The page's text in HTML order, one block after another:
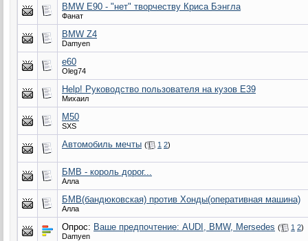
BMW E90 - "нет" творчеству Криса Бэнгла
Фанат
BMW Z4
Damyen
e60
Oleg74
Help! Руководство пользователя на кузов Е39
Михаил
M50
SXS
Автомобиль мечты ( 1 2)
БМВ - король дорог...
Алла
БМВ(бандюковская) против Хонды(оперативная машина)
Алла
Опрос: Ваше предпочтение: AUDI, BMW, Mersedes ( 1 2)
Damyen